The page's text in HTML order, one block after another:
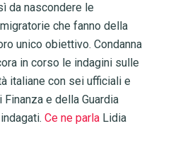
da nascondere le
che fanno della
unico obiettivo. Condanna
in corso le indagini sulle
italiane con sei ufficiali e
e della Guardia
Ce ne parlaLidia